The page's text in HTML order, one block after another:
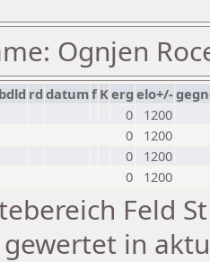
Ognjen
bdld rd datumf Kerg elo+/-
0
1200
0
1200
0
1200
0 1200
Feld
in